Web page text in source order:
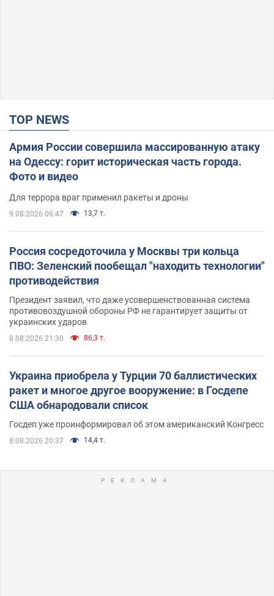
TOP NEWS
Армия России совершила массированную атаку
на Одессу: горит историческая часть города.
Фото и видео
Для террора враг применил ракеты и дроны
9.08.2026 06:47 13,7 т.
Россия сосредоточила у Москвы три кольца
ПВО: Зеленский пообещал "находить технологии"
противодействия
Президент заявил, что даже усовершенствованная система
противовоздушной обороны РФ не гарантирует защиты от
украинских ударов
8.08.2026 21:30 86,3 т.
Украина приобрела у Турции 70 баллистических
ракет и многое другое вооружение: в Госдепе
США обнародовали список
Госдеп уже проинформировал об этом американский Конгресс
8.08.2026 20:37 14,4 т.